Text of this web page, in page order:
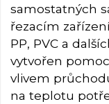
samostatných
řezacím
PP, PVC a
vytvořen
vlivem
na teplotu